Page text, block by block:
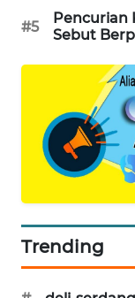
#5
Pencurian
Sebut
Trending
SIANTAR
NEWS
NEWS
METRO
JAKARTA
KRT